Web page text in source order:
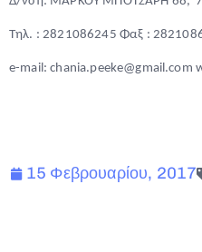
Τηλ. : 2821086245 Φαξ :
e-mail: chania.peeke@gmail.com
15 Φεβρουαρίου, 2017